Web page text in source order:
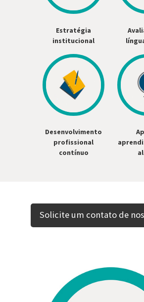
Estratégia
institucional
Desenvolvimento
profissional
contínuo
Solicite um contato de